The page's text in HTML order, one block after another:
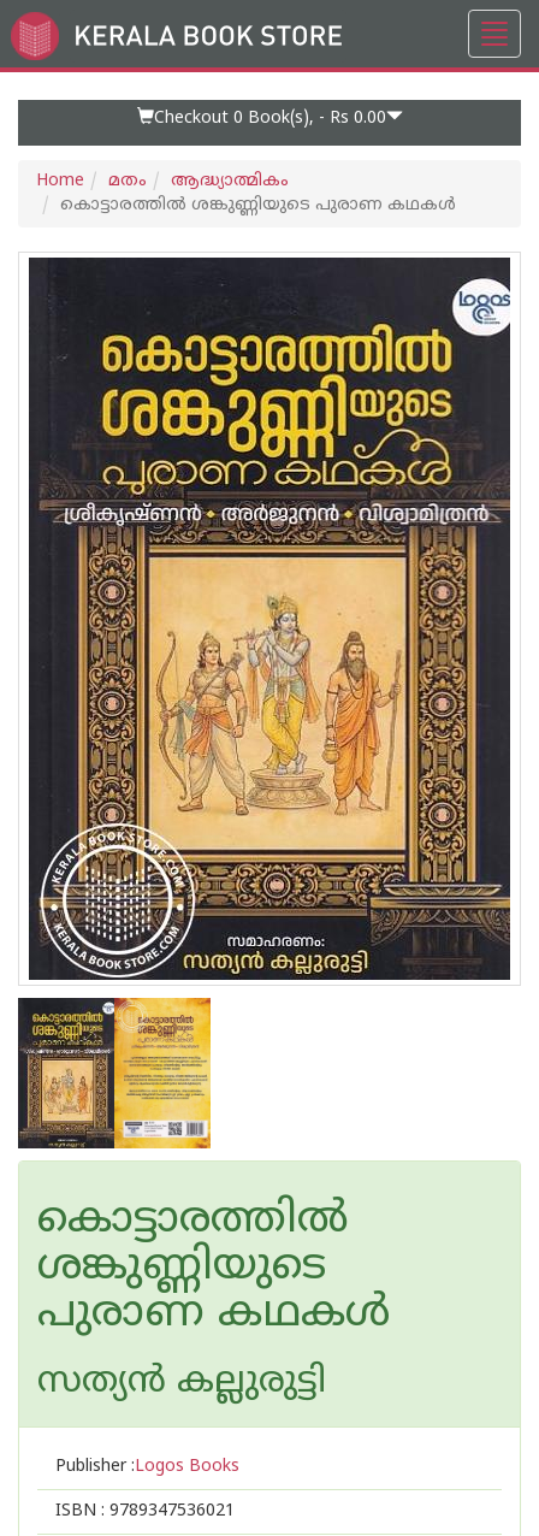
Go
to
Checkout 0 Book(s), - Rs 0.00
Home മതം
ആദ്ധ്യാത്മികം
കൊട്ടാരത്തിൽ ശങ്കുണ്ണിയുടെ പുരാണ കഥകൾ
കൊട്ടാരത്തിൽ
ശങ്കുണ്ണിയുടെ
പുരാണ കഥകൾ
സത്യന്‍ കല്ലുരുട്ടി
Publisher :Logos Books
ISBN : 9789347536021